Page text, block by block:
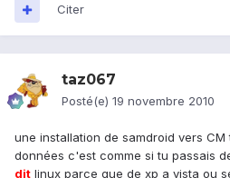
Citer
taz067
Posté(e) 19 novembre 2010
une installation de samdroid vers
données c'est comme si tu passais
dit linux parce que de xp a vista ou